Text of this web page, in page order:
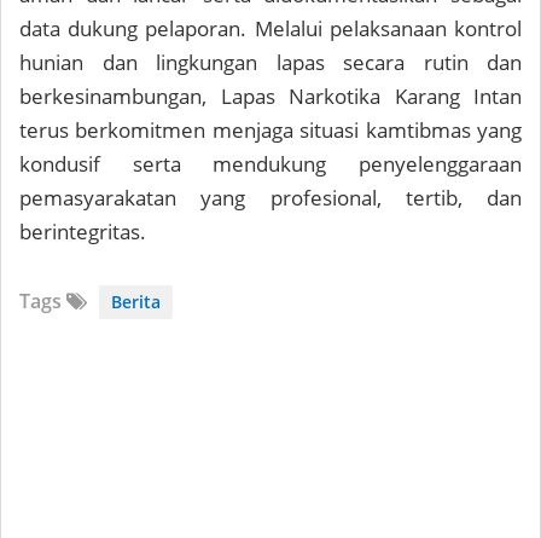
data dukung pelaporan. Melalui pelaksanaan kontrol
hunian dan lingkungan lapas secara rutin dan
berkesinambungan, Lapas Narkotika Karang Intan
terus berkomitmen menjaga situasi kamtibmas yang
kondusif serta mendukung penyelenggaraan
pemasyarakatan yang profesional, tertib, dan
berintegritas.
Tags Berita